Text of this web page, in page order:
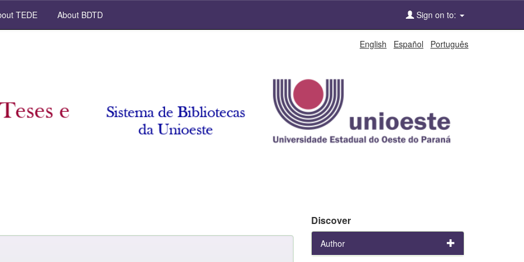
TEDE About BDTD Sign on to:
English Español Português
Discover
Author